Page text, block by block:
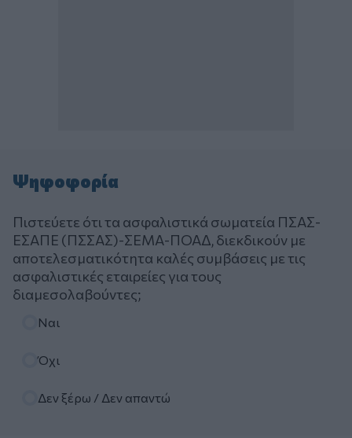
Ψηφοφορία
Πιστεύετε ότι τα ασφαλιστικά σωματεία ΠΣΑΣ-
ΕΣΑΠΕ (ΠΣΣΑΣ)-ΣΕΜΑ-ΠΟΑΔ, διεκδικούν με
αποτελεσματικότητα καλές συμβάσεις με τις
ασφαλιστικές εταιρείες για τους
διαμεσολαβούντες;
Ναι
Όχι
Δεν ξέρω / Δεν απαντώ